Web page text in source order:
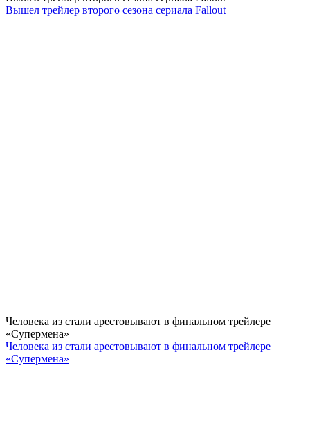
Вышел трейлер второго сезона сериала Fallout
Человека из стали арестовывают в финальном трейлере
«Супермена»
Человека из стали арестовывают в финальном трейлере
«Супермена»